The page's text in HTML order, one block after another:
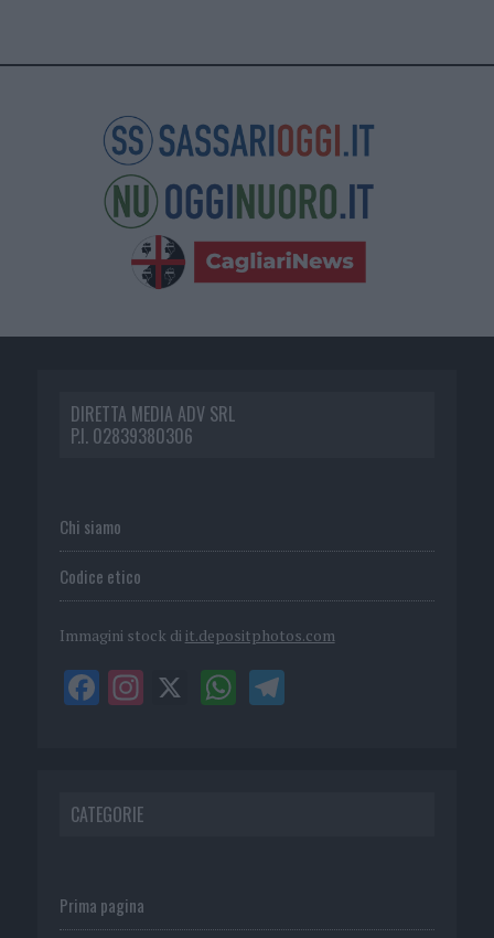
DIRETTA MEDIA ADV SRL
P.I. 02839380306
Chi siamo
Codice etico
Immagini stock di it.depositphotos.com
CATEGORIE
Prima pagina